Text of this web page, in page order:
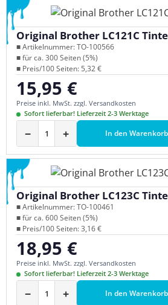
Original Brother LC121C
■ Artikelnummer: TO-100566
■ für ca. 300 Seiten (5%)
■ Preis/100 Seiten: 5,32 €
Regulärer Preis:
15,95 €
Preise inkl. MwSt. zzgl. Versandkosten
Sofort lieferbar! Lieferzeit 2-3 Werktage
− + In den Warenkorb
Original Brother LC123C
■ Artikelnummer: TO-100461
■ für ca. 600 Seiten (5%)
■ Preis/100 Seiten: 3,16 €
Regulärer Preis:
18,95 €
Preise inkl. MwSt. zzgl. Versandkosten
Sofort lieferbar! Lieferzeit 2-3 Werktage
− + In den Warenkorb